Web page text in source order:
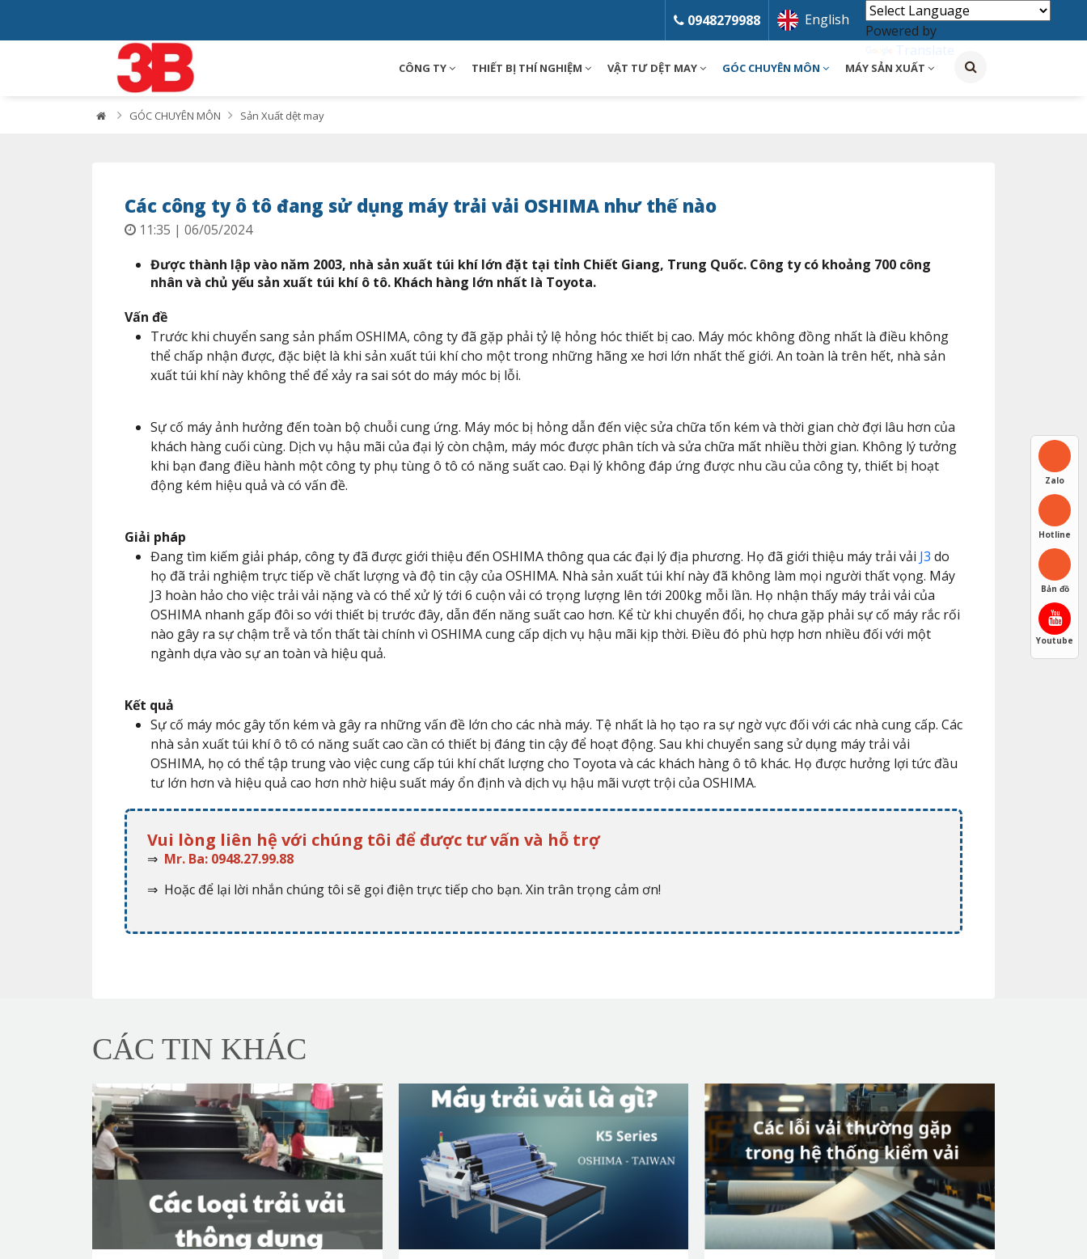
Powered by
Translate
English
0948279988
CÔNG TY THIẾT BỊ THÍ NGHIỆM VẬT TƯ DỆT MAY GÓC CHUYÊN MÔN MÁY SẢN XUẤT
GÓC CHUYÊN MÔN Sản Xuất dệt may
Các công ty ô tô đang sử dụng máy trải vải OSHIMA như thế nào
11:35 | 06/05/2024
Được thành lập vào năm 2003, nhà sản xuất túi khí lớn đặt tại tỉnh Chiết Giang, Trung Quốc. Công ty có khoảng 700 công
nhân và chủ yếu sản xuất túi khí ô tô. Khách hàng lớn nhất là Toyota.
Vấn đề
Trước khi chuyển sang sản phẩm OSHIMA, công ty đã gặp phải tỷ lệ hỏng hóc thiết bị cao. Máy móc không đồng nhất là điều không
thể chấp nhận được, đặc biệt là khi sản xuất túi khí cho một trong những hãng xe hơi lớn nhất thế giới. An toàn là trên hết, nhà sản
xuất túi khí này không thể để xảy ra sai sót do máy móc bị lỗi.
Sự cố máy ảnh hưởng đến toàn bộ chuỗi cung ứng. Máy móc bị hỏng dẫn đến việc sửa chữa tốn kém và thời gian chờ đợi lâu hơn của
khách hàng cuối cùng. Dịch vụ hậu mãi của đại lý còn chậm, máy móc được phân tích và sửa chữa mất nhiều thời gian. Không lý tưởng
khi bạn đang điều hành một công ty phụ tùng ô tô có năng suất cao. Đại lý không đáp ứng được nhu cầu của công ty, thiết bị hoạt
động kém hiệu quả và có vấn đề.
Giải pháp
Đang tìm kiếm giải pháp, công ty đã được giới thiệu đến OSHIMA thông qua các đại lý địa phương. Họ đã giới thiệu máy trải vải J3 do
họ đã trải nghiệm trực tiếp về chất lượng và độ tin cậy của OSHIMA. Nhà sản xuất túi khí này đã không làm mọi người thất vọng. Máy
J3 hoàn hảo cho việc trải vải nặng và có thể xử lý tới 6 cuộn vải có trọng lượng lên tới 200kg mỗi lần. Họ nhận thấy máy trải vải của
OSHIMA nhanh gấp đôi so với thiết bị trước đây, dẫn đến năng suất cao hơn. Kể từ khi chuyển đổi, họ chưa gặp phải sự cố máy rắc rối
nào gây ra sự chậm trễ và tổn thất tài chính vì OSHIMA cung cấp dịch vụ hậu mãi kịp thời. Điều đó phù hợp hơn nhiều đối với một
ngành dựa vào sự an toàn và hiệu quả.
Kết quả
Sự cố máy móc gây tốn kém và gây ra những vấn đề lớn cho các nhà máy. Tệ nhất là họ tạo ra sự ngờ vực đối với các nhà cung cấp. Các
nhà sản xuất túi khí ô tô có năng suất cao cần có thiết bị đáng tin cậy để hoạt động. Sau khi chuyển sang sử dụng máy trải vải
OSHIMA, họ có thể tập trung vào việc cung cấp túi khí chất lượng cho Toyota và các khách hàng ô tô khác. Họ được hưởng lợi tức đầu
tư lớn hơn và hiệu quả cao hơn nhờ hiệu suất máy ổn định và dịch vụ hậu mãi vượt trội của OSHIMA.
Vui lòng liên hệ với chúng tôi để được tư vấn và hỗ trợ
⇒ Mr. Ba: 0948.27.99.88
⇒ Hoặc để lại lời nhắn chúng tôi sẽ gọi điện trực tiếp cho bạn. Xin trân trọng cảm ơn!
CÁC TIN KHÁC
Zalo
Hotline
Bản đồ
Youtube